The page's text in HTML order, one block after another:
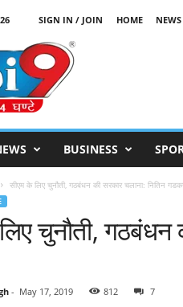
SIGN IN / JOIN HOME NEWS
BUSINESS
सीएम के लिए चुनौती, गठबंधन की सरकार चलाना: नितिन
चुनौती, गठबंधन
- May 17, 2019 812 7